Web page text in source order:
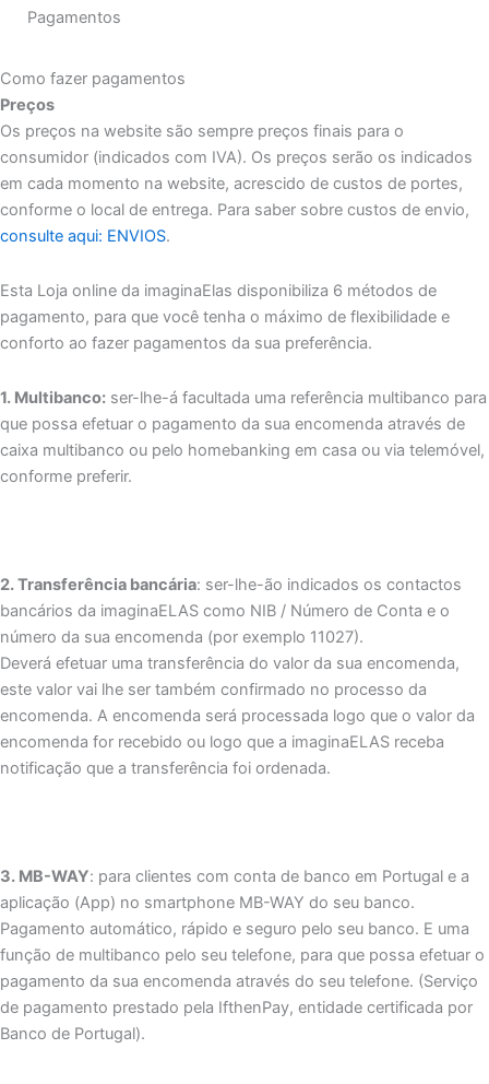
Pagamentos
Como fazer pagamentos
Preços
Os preços na website são sempre preços finais para o
consumidor (indicados com IVA). Os preços serão os indicados
em cada momento na website, acrescido de custos de portes,
conforme o local de entrega. Para saber sobre custos de envio,
consulte aqui: ENVIOS.
Esta Loja online da imaginaElas disponibiliza 6 métodos de
pagamento, para que você tenha o máximo de flexibilidade e
conforto ao fazer pagamentos da sua preferência.
1. Multibanco: ser-lhe-á facultada uma referência multibanco para
que possa efetuar o pagamento da sua encomenda através de
caixa multibanco ou pelo homebanking em casa ou via telemóvel,
conforme preferir.
2. Transferência bancária: ser-lhe-ão indicados os contactos
bancários da imaginaELAS como NIB / Número de Conta e o
número da sua encomenda (por exemplo 11027).
Deverá efetuar uma transferência do valor da sua encomenda,
este valor vai lhe ser também confirmado no processo da
encomenda. A encomenda será processada logo que o valor da
encomenda for recebido ou logo que a imaginaELAS receba
notificação que a transferência foi ordenada.
3. MB-WAY: para clientes com conta de banco em Portugal e a
aplicação (App) no smartphone MB-WAY do seu banco.
Pagamento automático, rápido e seguro pelo seu banco. E uma
função de multibanco pelo seu telefone, para que possa efetuar o
pagamento da sua encomenda através do seu telefone. (Serviço
de pagamento prestado pela IfthenPay, entidade certificada por
Banco de Portugal).